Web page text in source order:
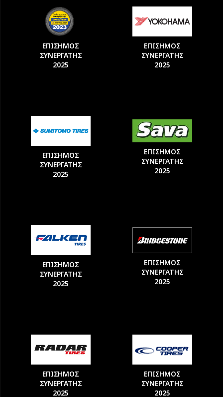
ΕΠΙΣΗΜΟΣ
ΣΥΝΕΡΓΑΤΗΣ
2025
ΕΠΙΣΗΜΟΣ
ΣΥΝΕΡΓΑΤΗΣ
2025
ΕΠΙΣΗΜΟΣ
ΣΥΝΕΡΓΑΤΗΣ
2025
ΕΠΙΣΗΜΟΣ
ΣΥΝΕΡΓΑΤΗΣ
2025
ΕΠΙΣΗΜΟΣ
ΣΥΝΕΡΓΑΤΗΣ
2025
ΕΠΙΣΗΜΟΣ
ΣΥΝΕΡΓΑΤΗΣ
2025
ΕΠΙΣΗΜΟΣ
ΣΥΝΕΡΓΑΤΗΣ
2025
ΕΠΙΣΗΜΟΣ
ΣΥΝΕΡΓΑΤΗΣ
2025